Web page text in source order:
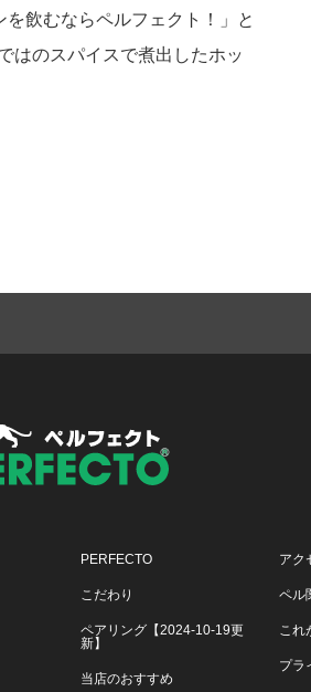
飲むならペルフェクト！」と
はのスパイスで煮出したホッ
PERFECTO
こだわり
ペアリング【2024-10-19更
新】
当店のおすすめ
アク
ペル
これ
プラ